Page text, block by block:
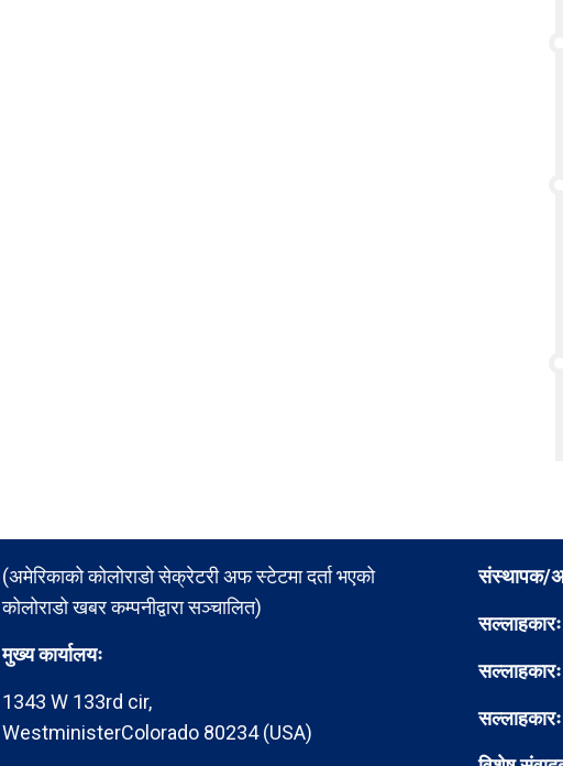
(अमेरिकाको कोलोराडो सेक्रेटरी अफ स्टेटमा दर्ता भएको
कोलोराडो खबर कम्पनीद्वारा सञ्चालित)
मुख्य कार्यालयः
1343 W 133rd cir,
WestministerColorado 80234 (USA)
संस्थापक/
सल्लाहकारः
सल्लाहकारः
सल्लाहकारः